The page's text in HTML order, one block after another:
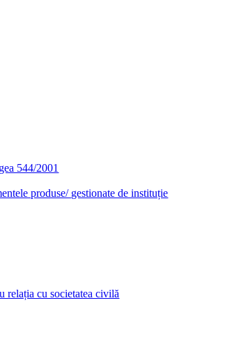
544/2001
produse/ gestionate de instituție
relația cu societatea civilă